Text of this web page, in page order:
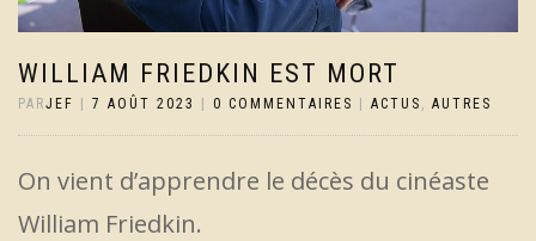
WILLIAM FRIEDKIN EST MORT
PARJEF | 7 AOÛT 2023 | 0 COMMENTAIRES | ACTUS AUTRES
On vient d’apprendre le décès du cinéaste
William Friedkin.